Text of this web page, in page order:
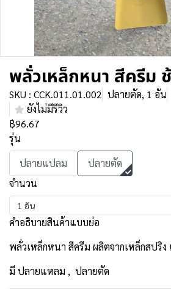
พลั่วเหล็กหนา สีครีม
SKU : CCK.011.01.002 ปลายตัด, 1 อัน
ยังไม่มีรีวิว
฿96.67
รุ่น
ปลายแปลม
ปลายตัด
จำนวน
1 อัน
คำอธิบายสินค้าแบบย่อ
พลั่วเหล็กหนา สีครีม ผลิตจากเหล็กสปริ
มี ปลายแหลม , ปลายตัด